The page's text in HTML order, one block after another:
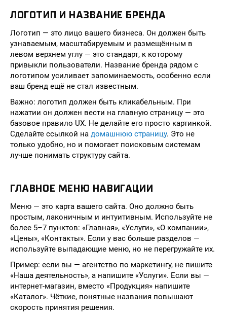
ЛОГОТИП И НАЗВАНИЕ БРЕНДА
Логотип — это лицо вашего бизнеса. Он должен быть
узнаваемым, масштабируемым и размещённым в
левом верхнем углу — это стандарт, к которому
привыкли пользователи. Название бренда рядом с
логотипом усиливает запоминаемость, особенно если
ваш бренд ещё не стал известным.
Важно: логотип должен быть кликабельным. При
нажатии он должен вести на главную страницу — это
базовое правило UX. Не делайте его просто картинкой.
Сделайте ссылкой на домашнюю страницу. Это не
только удобно, но и помогает поисковым системам
лучше понимать структуру сайта.
ГЛАВНОЕ МЕНЮ НАВИГАЦИИ
Меню — это карта вашего сайта. Оно должно быть
простым, лаконичным и интуитивным. Используйте не
более 5–7 пунктов: «Главная», «Услуги», «О компании»,
«Цены», «Контакты». Если у вас больше разделов —
используйте выпадающие меню, но не перегружайте их.
Пример: если вы — агентство по маркетингу, не пишите
«Наша деятельность», а напишите «Услуги». Если вы —
интернет-магазин, вместо «Продукция» напишите
«Каталог». Чёткие, понятные названия повышают
скорость принятия решения.